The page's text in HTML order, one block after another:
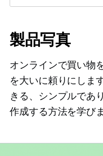
製品写真
オンラインで買い物
を大いに頼りにしま
きる、シンプルであ
作成する方法を学び